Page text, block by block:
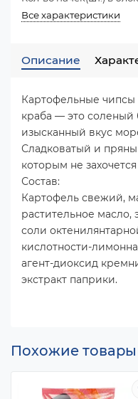
Все характеристики
Описание
Картофельные чипсы
краба — это
изысканный вкус
Сладковатый и
которым не
Состав:
Картофель свежий,
растительное
соли
кислотности-
агент-диоксид
экстракт паприки.
Похожие товары